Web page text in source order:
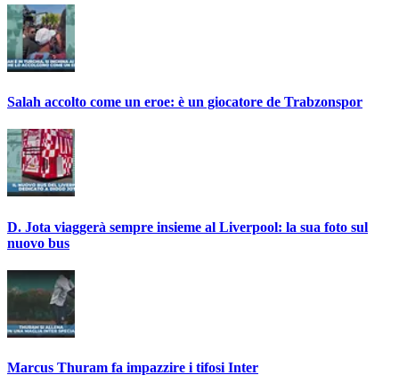
Salah accolto come un eroe: è un giocatore de Trabzonspor
D. Jota viaggerà sempre insieme al Liverpool: la sua foto sul
nuovo bus
Marcus Thuram fa impazzire i tifosi Inter